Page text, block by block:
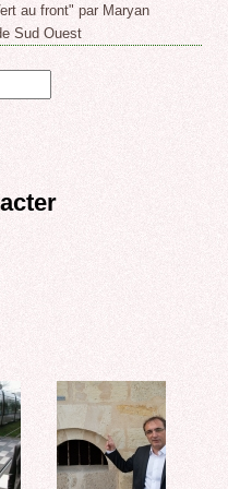
au front" par Maryan
Sud Ouest